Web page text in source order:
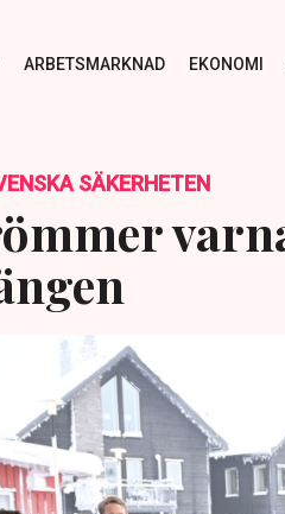
ARBETSMARKNAD EKONOMI
SÄKERHETEN